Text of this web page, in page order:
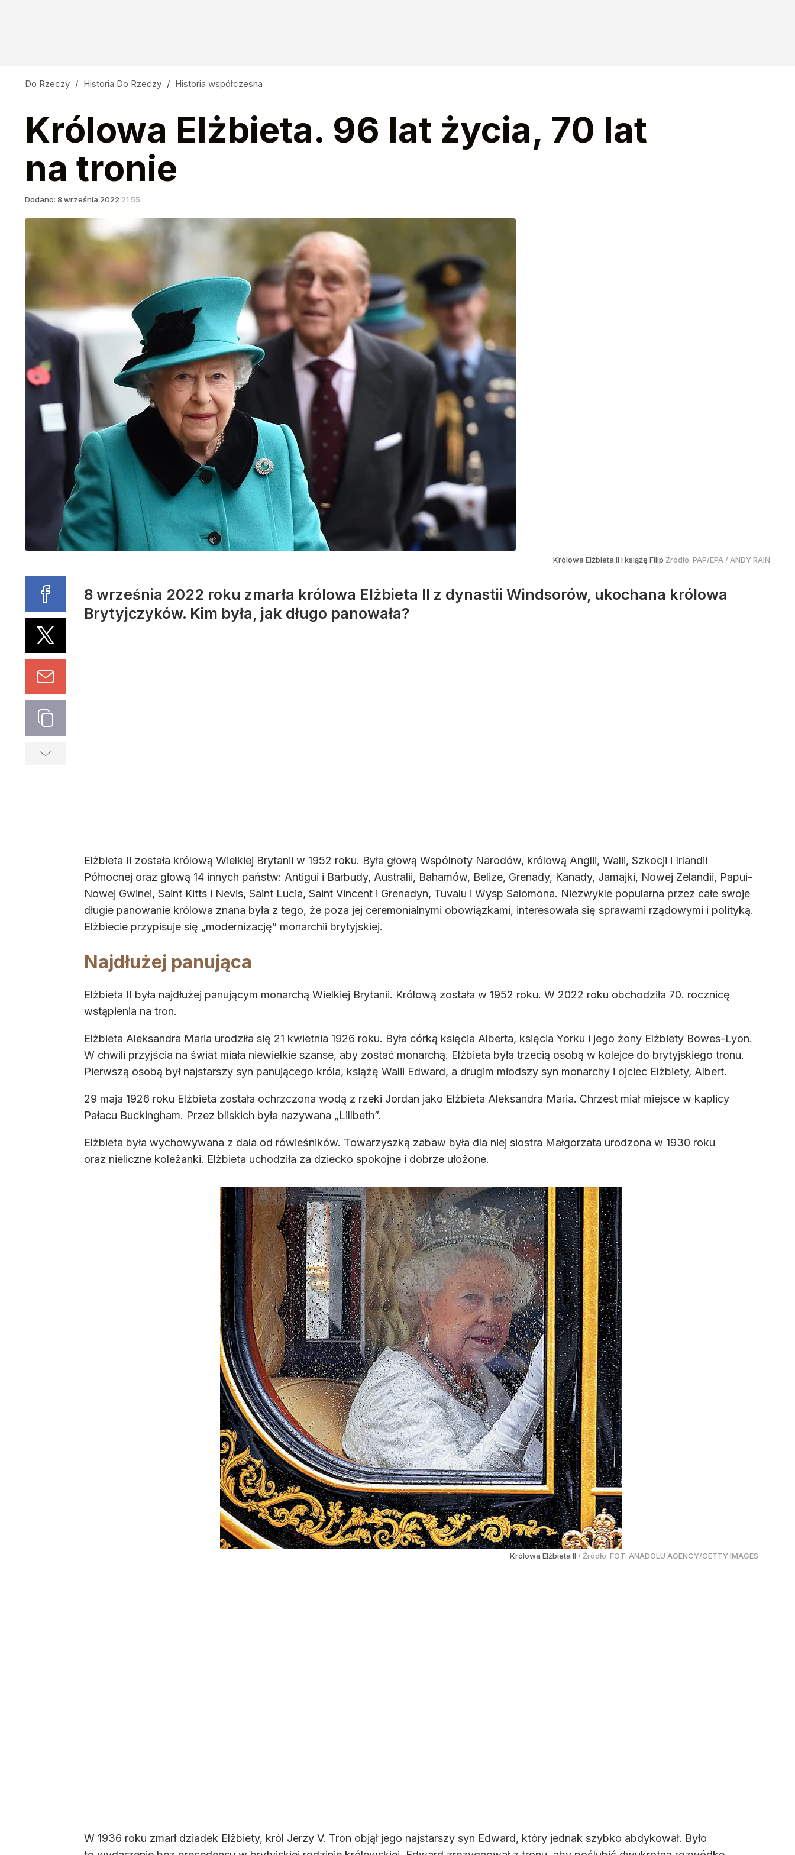
Do Rzeczy / Historia Do Rzeczy / Historia współczesna
Królowa Elżbieta. 96 lat życia, 70 lat
na tronie
Dodano: 8 września 2022 21:55
Królowa Elżbieta II i książę Filip Źródło: PAP/EPA /ANDY RAIN
8 września 2022 roku zmarła królowa Elżbieta II z dynastii Windsorów, ukochana królowa
Brytyjczyków. Kim była, jak długo panowała?
Elżbieta II została królową Wielkiej Brytanii w 1952 roku. Była głową Wspólnoty Narodów, królową Anglii, Walii, Szkocji i Irlandii
Północnej oraz głową 14 innych państw: Antigui i Barbudy, Australii, Bahamów, Belize, Grenady, Kanady, Jamajki, Nowej Zelandii, Papui-
Nowej Gwinei, Saint Kitts i Nevis, Saint Lucia, Saint Vincent i Grenadyn, Tuvalu i Wysp Salomona. Niezwykle popularna przez całe swoje
długie panowanie królowa znana była z tego, że poza jej ceremonialnymi obowiązkami, interesowała się sprawami rządowymi i polityką.
Elżbiecie przypisuje się „modernizację” monarchii brytyjskiej.
Najdłużej panująca
Elżbieta II była najdłużej panującym monarchą Wielkiej Brytanii. Królową została w 1952 roku. W 2022 roku obchodziła 70. rocznicę
wstąpienia na tron.
Elżbieta Aleksandra Maria urodziła się 21 kwietnia 1926 roku. Była córką księcia Alberta, księcia Yorku i jego żony Elżbiety Bowes-Lyon.
W chwili przyjścia na świat miała niewielkie szanse, aby zostać monarchą. Elżbieta była trzecią osobą w kolejce do brytyjskiego tronu.
Pierwszą osobą był najstarszy syn panującego króla, książę Walii Edward, a drugim młodszy syn monarchy i ojciec Elżbiety, Albert.
29 maja 1926 roku Elżbieta została ochrzczona wodą z rzeki Jordan jako Elżbieta Aleksandra Maria. Chrzest miał miejsce w kaplicy
Pałacu Buckingham. Przez bliskich była nazywana „Lillbeth”.
Elżbieta była wychowywana z dala od rówieśników. Towarzyszką zabaw była dla niej siostra Małgorzata urodzona w 1930 roku
oraz nieliczne koleżanki. Elżbieta uchodziła za dziecko spokojne i dobrze ułożone.
Królowa Elżbieta II / Źródło: FOT. ANADOLU AGENCY/GETTY IMAGES
W 1936 roku zmarł dziadek Elżbiety, król Jerzy V. Tron objął jego najstarszy syn Edward, który jednak szybko abdykował. Było